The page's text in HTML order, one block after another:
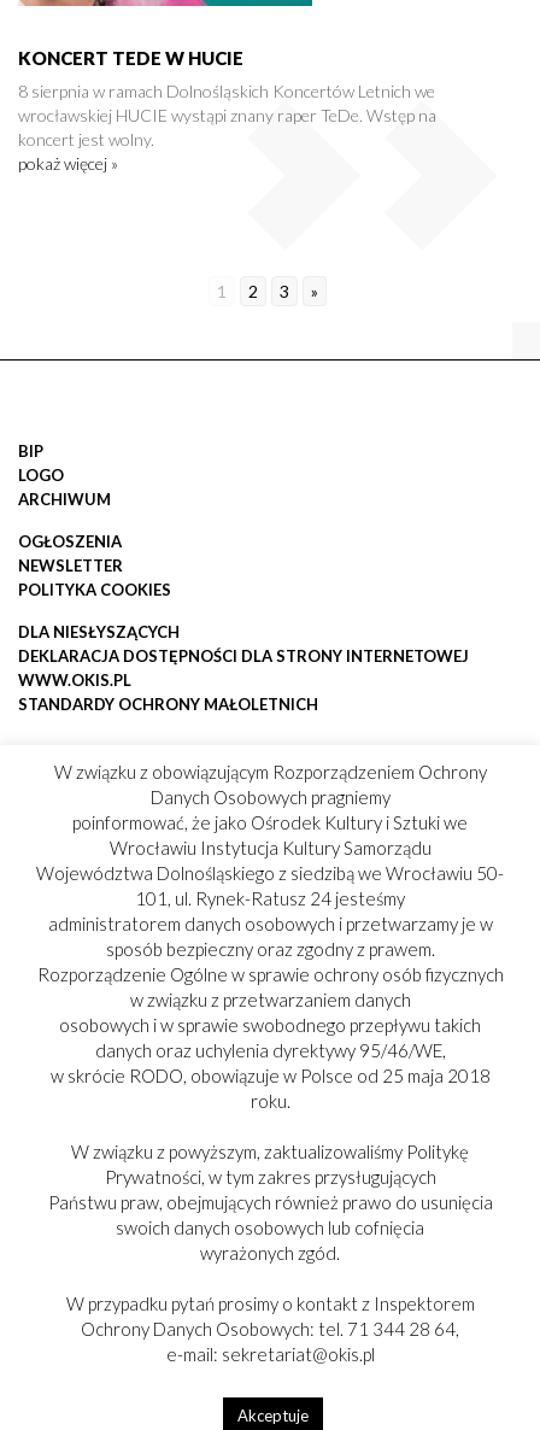
KONCERT TEDE W HUCIE
8 sierpnia w ramach Dolnośląskich Koncertów Letnich we
wrocławskiej HUCIE wystąpi znany raper TeDe. Wstęp na
koncert jest wolny.
pokaż więcej »
1 2 3 »
BIP
LOGO
ARCHIWUM
OGŁOSZENIA
NEWSLETTER
POLITYKA COOKIES
DLA NIESŁYSZĄCYCH
DEKLARACJA DOSTĘPNOŚCI DLA STRONY INTERNETOWEJ
WWW.OKIS.PL
STANDARDY OCHRONY MAŁOLETNICH
W związku z obowiązującym Rozporządzeniem Ochrony
Danych Osobowych pragniemy
poinformować, że jako Ośrodek Kultury i Sztuki we
Wrocławiu Instytucja Kultury Samorządu
Województwa Dolnośląskiego z siedzibą we Wrocławiu 50-
101, ul. Rynek-Ratusz 24 jesteśmy
administratorem danych osobowych i przetwarzamy je w
sposób bezpieczny oraz zgodny z prawem.
Rozporządzenie Ogólne w sprawie ochrony osób fizycznych
w związku z przetwarzaniem danych
osobowych i w sprawie swobodnego przepływu takich
danych oraz uchylenia dyrektywy 95/46/WE,
w skrócie RODO, obowiązuje w Polsce od 25 maja 2018
roku.
W związku z powyższym, zaktualizowaliśmy Politykę
Prywatności, w tym zakres przysługujących
Państwu praw, obejmujących również prawo do usunięcia
swoich danych osobowych lub cofnięcia
wyrażonych zgód.
W przypadku pytań prosimy o kontakt z Inspektorem
Ochrony Danych Osobowych: tel. 71 344 28 64,
e-mail: sekretariat@okis.pl
Akceptuje